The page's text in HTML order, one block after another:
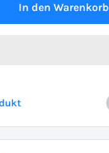
In den Warenkorb